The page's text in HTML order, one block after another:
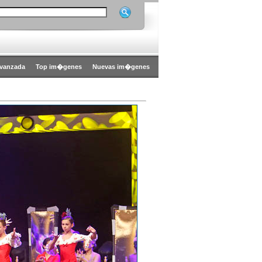
Top im�genes Nuevas im�genes